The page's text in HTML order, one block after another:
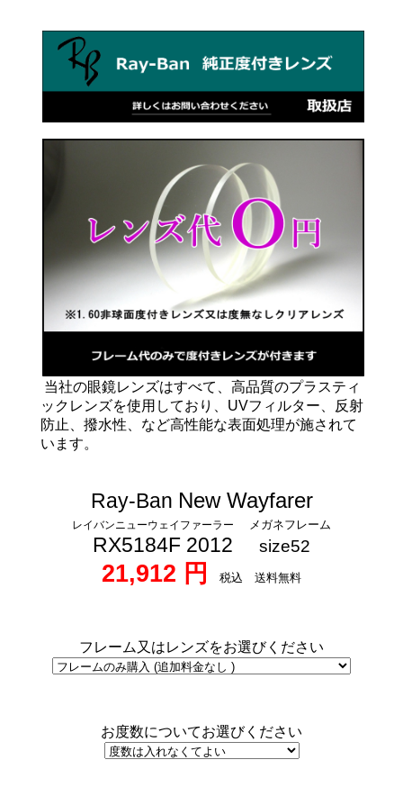
当社の眼鏡レンズはすべて、高品質のプラスティ
ックレンズを使用しており、UVフィルター、反射
防止、撥水性、など高性能な表面処理が施されて
います。
Ray-Ban New Wayfarer
レイバンニューウェイファーラー メガネフレーム
RX5184F 2012 size52
21,912 円 税込 送料無料
フレーム又はレンズをお選びください
お度数についてお選びください